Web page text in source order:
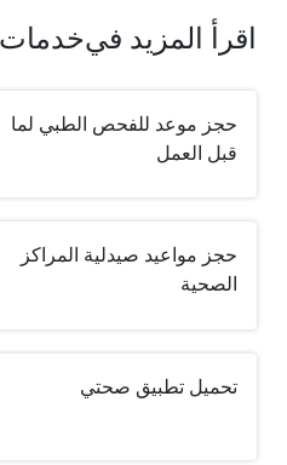
اقرأ المزيد في
حجز موعد للفحص الطبي لما
قبل العمل
حجز مواعيد صيدلية المراكز
الصحية
تحميل تطبيق صحتي